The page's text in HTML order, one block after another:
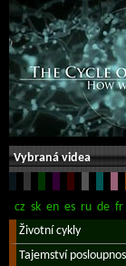
Vybraná videa